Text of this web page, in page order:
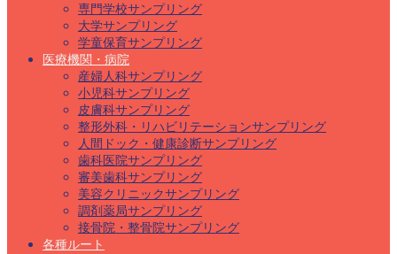
専門学校サンプリング
大学サンプリング
学童保育サンプリング
医療機関・病院
産婦人科サンプリング
小児科サンプリング
皮膚科サンプリング
整形外科・リハビリテーションサンプリング
人間ドック・健康診断サンプリング
歯科医院サンプリング
審美歯科サンプリング
美容クリニックサンプリング
調剤薬局サンプリング
接骨院・整骨院サンプリング
各種ルート